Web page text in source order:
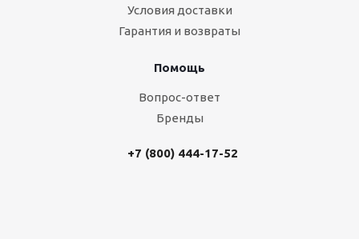
Условия доставки
Гарантия и возвраты
Помощь
Вопрос-ответ
Бренды
+7 (800) 444-17-52